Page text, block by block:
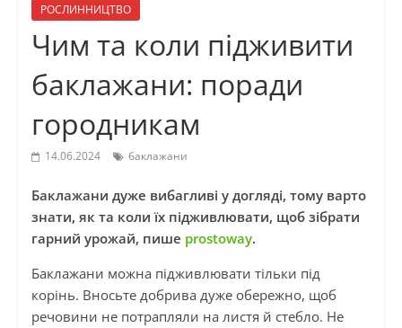
РОСЛИННИЦТВО
Чим та коли підживити
баклажани: поради
городникам
14.06.2024 баклажани
Баклажани дуже вибагливі у догляді, тому варто
знати, як та коли їх підживлювати, щоб зібрати
гарний урожай, пише prostoway.
Баклажани можна підживлювати тільки під
корінь. Вносьте добрива дуже обережно, щоб
речовини не потрапляли на листя й стебло. Не